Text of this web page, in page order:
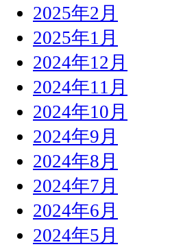
2025年2月
2025年1月
2024年12月
2024年11月
2024年10月
2024年9月
2024年8月
2024年7月
2024年6月
2024年5月